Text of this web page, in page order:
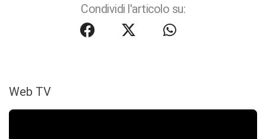
Condividi l'articolo su:
Web TV